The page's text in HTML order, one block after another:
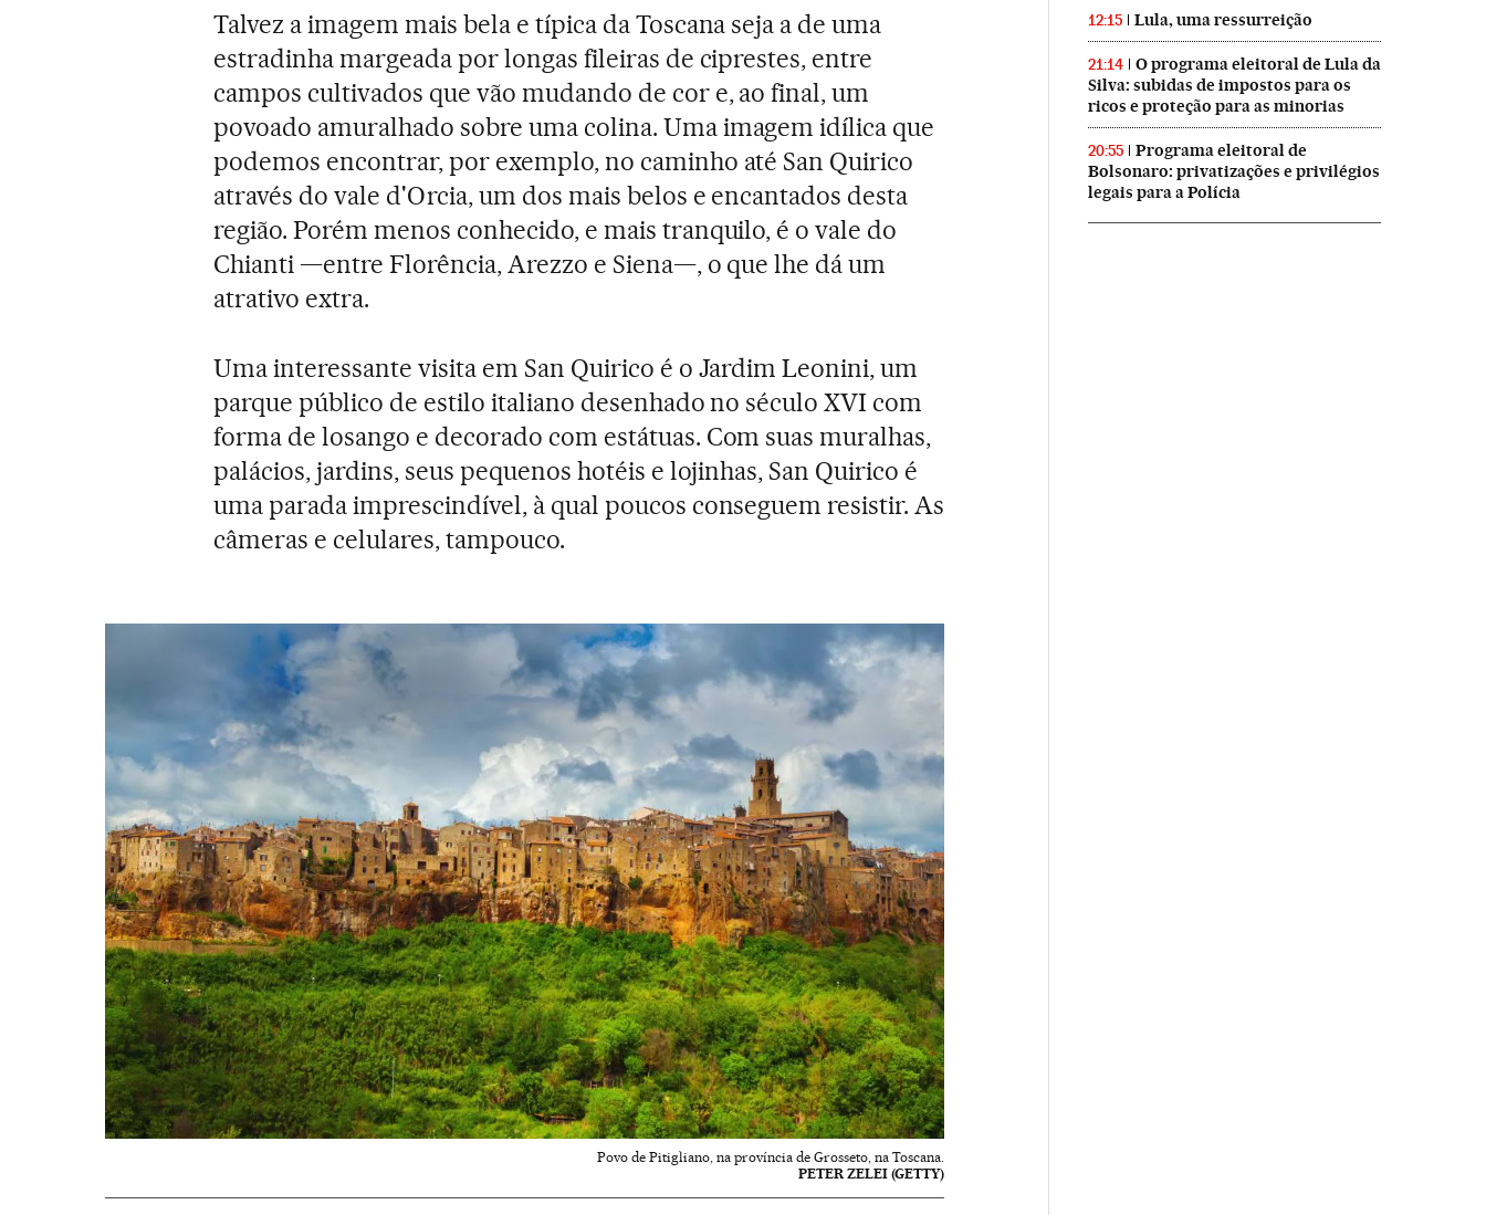
Talvez a imagem mais bela e típica da Toscana seja a de uma
estradinha margeada por longas fileiras de ciprestes, entre
campos cultivados que vão mudando de cor e, ao final, um
povoado amuralhado sobre uma colina. Uma imagem idílica que
podemos encontrar, por exemplo, no caminho até San Quirico
através do vale d'Orcia, um dos mais belos e encantados desta
região. Porém menos conhecido, e mais tranquilo, é o vale do
Chianti —entre Florência, Arezzo e Siena—, o que lhe dá um
atrativo extra.
Uma interessante visita em San Quirico é o Jardim Leonini, um
parque público de estilo italiano desenhado no século XVI com
forma de losango e decorado com estátuas. Com suas muralhas,
palácios, jardins, seus pequenos hotéis e lojinhas, San Quirico é
uma parada imprescindível, à qual poucos conseguem resistir. As
câmeras e celulares, tampouco.
Povo de Pitigliano, na província de Grosseto, na Toscana.
PETER ZELEI (GETTY)
12:15 Lula, uma ressurreição
21:14
O programa eleitoral de Lula da
Silva: subidas de impostos para os
ricos e proteção para as minorias
20:55
Programa eleitoral de
Bolsonaro: privatizações e privilégios
legais para a Polícia